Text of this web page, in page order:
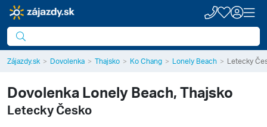
Zájazdy.sk Dovolenka Thajsko Ko Chang Lonely Beach Letecky
Dovolenka Lonely Beach, Thajsko
Letecky Česko